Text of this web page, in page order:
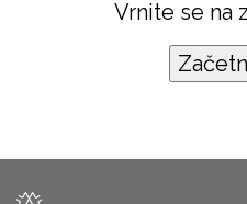
Vrnite se na